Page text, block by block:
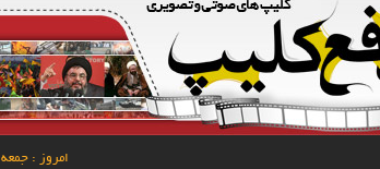
امروز : جمعه ۱۶ مرداد ۱۴۰۵